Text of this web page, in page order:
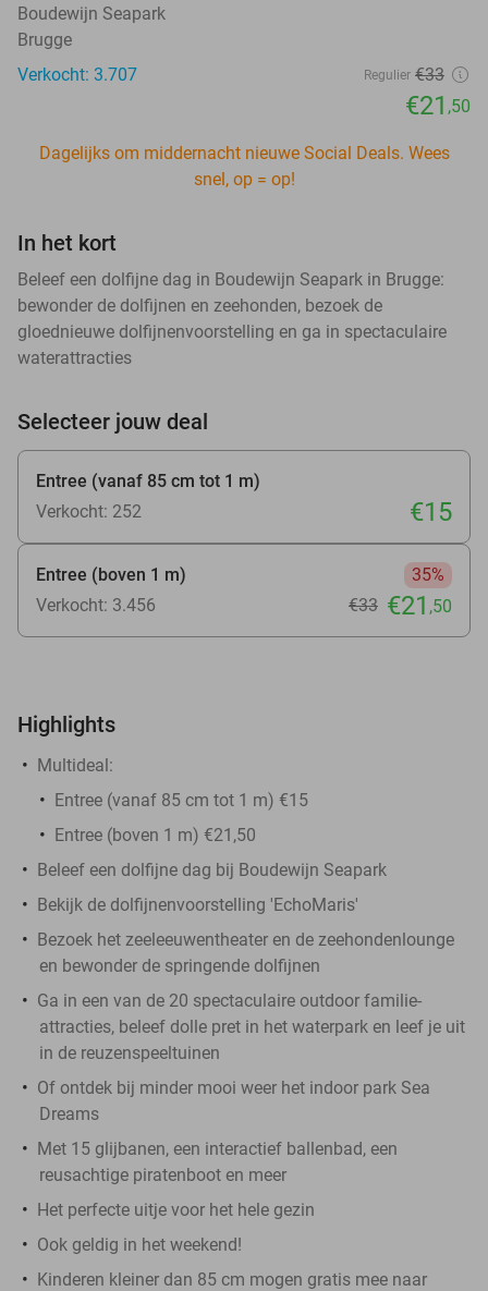
Boudewijn Seapark
Brugge
Verkocht: 3.707
Regulier €33
€21 ,50
Dagelijks om middernacht nieuwe Social Deals. Wees
snel, op = op!
In het kort
Beleef een dolfijne dag in Boudewijn Seapark in Brugge:
bewonder de dolfijnen en zeehonden, bezoek de
gloednieuwe dolfijnenvoorstelling en ga in spectaculaire
waterattracties
Selecteer jouw deal
Entree (vanaf 85 cm tot 1 m)
Verkocht: 252
€15
Entree (boven 1 m)
35%
Verkocht: 3.456
€33 €21 ,50
Highlights
Multideal:
Entree (vanaf 85 cm tot 1 m) €15
Entree (boven 1 m) €21,50
Beleef een dolfijne dag bij Boudewijn Seapark
Bekijk de dolfijnenvoorstelling 'EchoMaris'
Bezoek het zeeleeuwentheater en de zeehondenlounge
en bewonder de springende dolfijnen
Ga in een van de 20 spectaculaire outdoor familie-
attracties, beleef dolle pret in het waterpark en leef je uit
in de reuzenspeeltuinen
Of ontdek bij minder mooi weer het indoor park Sea
Dreams
Met 15 glijbanen, een interactief ballenbad, een
reusachtige piratenboot en meer
Het perfecte uitje voor het hele gezin
Ook geldig in het weekend!
Kinderen kleiner dan 85 cm mogen gratis mee naar